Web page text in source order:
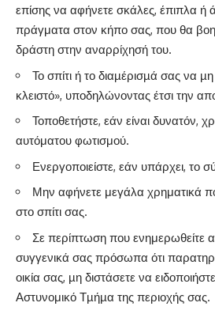
επίσης να αφήνετε σκάλες, έπιπλα ή
πράγματα στον κήπο σας, που θα
δράστη στην αναρρίχησή του.
Το σπίτι ή το διαµέρισµά σας να µη
κλειστό», υποδηλώνοντας έτσι την
Τοποθετήστε, εάν είναι δυνατόν,
αυτόματου φωτισμού.
Ενεργοποιείστε, εάν υπάρχει, το
Μην αφήνετε μεγάλα χρηματικά
στο σπίτι σας.
Σε περίπτωση που ενημερωθείτε
συγγενικά σας πρόσωπα ότι
οικία σας, µη διστάσετε να
Αστυνομικό Τµήµα της περιοχής σας.